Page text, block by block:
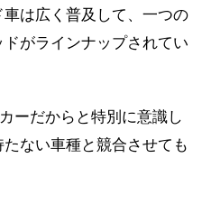
は広く普及して、一つの
がラインナップされてい
ーだからと特別に意識し
ない車種と競合させても